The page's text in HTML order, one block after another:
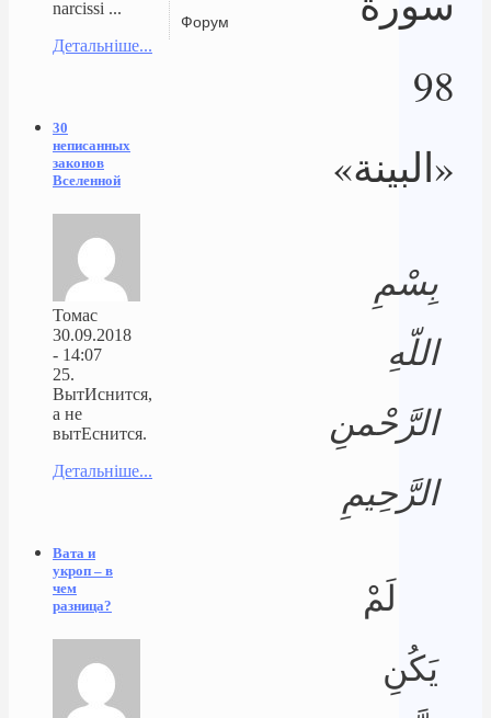
Форум
98
«البينة»
بِسْمِ
اللّهِ
الرَّحْمنِ
الرَّحِيمِ
لَمْ
يَكُنِ
narcissi ...
Детальніше...
30
неписанных
законов
Вселенной
Томас
30.09.2018
- 14:07
25.
ВытИснится,
а не
вытЕснится.
Детальніше...
Вата и
укроп – в
чем
разница?